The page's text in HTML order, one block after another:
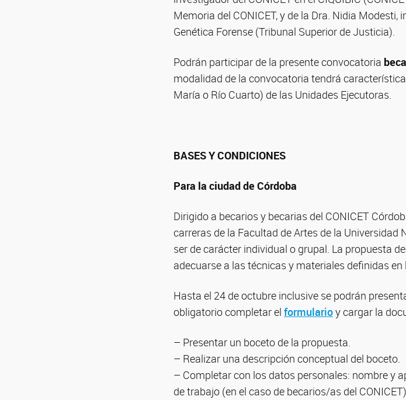
Memoria del CONICET, y de la Dra. Nidia
Genética Forense (Tribunal Superior de Justicia).
Podrán participar de la presente convocatoria
modalidad de la convocatoria tendrá
María o Río Cuarto) de las Unidades Ejecutoras.
BASES Y CONDICIONES
Para la ciudad de Córdoba
Dirigido a becarios y becarias del CONICET
carreras de la Facultad de Artes de la
ser de carácter individual o grupal. La propuesta
adecuarse a las técnicas y materiales definidas
Hasta el 24 de octubre inclusive se podrán
obligatorio completar el formularioy cargar la
– Presentar un boceto de la propuesta.
– Realizar una descripción conceptual del boceto.
– Completar con los datos personales: nombre y
de trabajo (en el caso de becarios/as del